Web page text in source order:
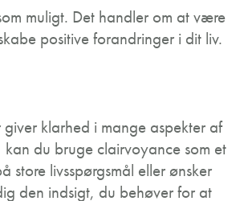
muligt. Det handler om at være
positive forandringer i dit liv.
klarhed i mange aspekter af
du bruge clairvoyance som et
store livsspørgsmål eller ønsker
den indsigt, du behøver for at